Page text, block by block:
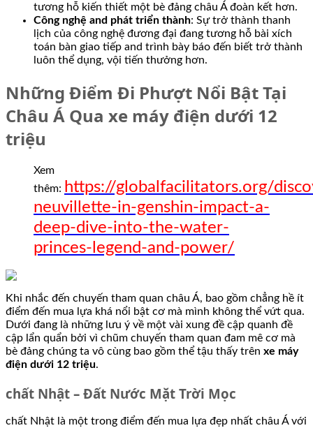
tương hỗ kiến thiết một bè đảng châu Á đoàn kết hơn.
Công nghệ and phát triển thành: Sự trở thành thanh
lịch của công nghệ đương đại đang tương hỗ bài xích
toán bàn giao tiếp and trình bày báo đến biết trở thành
luôn thể dụng, vội tiến thưởng hơn.
Những Điểm Đi Phượt Nổi Bật Tại
Châu Á Qua xe máy điện dưới 12
triệu
Xem
thêm: https://globalfacilitators.org/
neuvillette-in-genshin-impact-a-
deep-dive-into-the-water-
princes-legend-and-power/
Khi nhắc đến chuyến tham quan châu Á, bao gồm chẳng hề ít
điểm đến mua lựa khá nổi bật cơ mà mình không thể vứt qua.
Dưới đang là những lưu ý về một vài xung đề cập quanh đề
cập lẩn quẩn bởi vì chũm chuyến tham quan đam mê cơ mà
bè đảng chúng ta vô cùng bao gồm thể tậu thấy trên xe máy
điện dưới 12 triệu.
chất Nhật – Đất Nước Mặt Trời Mọc
chất Nhật là một trong điểm đến mua lựa đẹp nhất châu Á với